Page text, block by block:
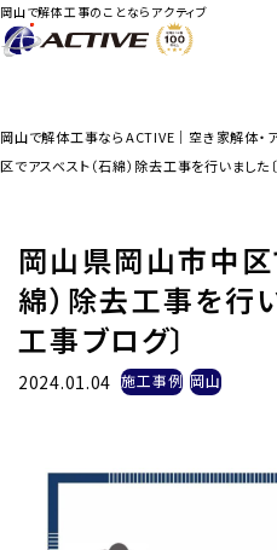
岡山で解体工事のことならアクティブ
岡山で解体工事ならACTIVE｜空き家解体・
区でアスベスト（石綿）除去工事を行いました
岡山県岡山市中区
綿）除去工事を行
工事ブログ〕
2024.01.04 施工事例 岡山